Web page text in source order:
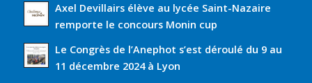
Axel Devillairs élève au lycée Saint-Nazaire
remporte le concours Monin cup
Le Congrès de l’Anephot s’est déroulé du 9 au
11 décembre 2024 à Lyon